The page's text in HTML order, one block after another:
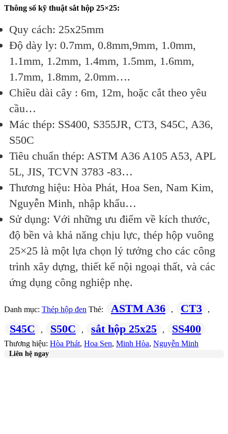
Thông số kỹ thuật sắt hộp 25×25:
Quy cách: 25x25mm
Độ dày ly: 0.7mm, 0.8mm,9mm, 1.0mm,
1.1mm, 1.2mm, 1.4mm, 1.5mm, 1.6mm,
1.7mm, 1.8mm, 2.0mm….
Chiều dài cây : 6m, 12m, hoặc cắt theo yêu
cầu…
Mác thép: SS400, S355JR, CT3, S45C, A36,
S50C
Tiêu chuẩn thép: ASTM A36 A105 A53, APL
5L, JIS, TCVN 3783 -83…
Thương hiệu: Hòa Phát, Hoa Sen, Nam Kim,
Nguyễn Minh, nhập khẩu…
Sử dụng: Với những ưu điểm về kích thước,
độ bền và khả năng chịu lực, thép hộp vuông
25×25 là một lựa chọn lý tưởng cho các công
trình xây dựng, thiết kế nội ngoại thất, và các
ứng dụng công nghiệp nhẹ.
Danh mục: Thép hộp đen Thẻ: ASTM A36 , CT3 ,
S45C , S50C , sắt hộp 25x25 , SS400
Thương hiệu: Hòa Phát, Hoa Sen, Minh Hòa, Nguyễn Minh
Liên hệ ngay